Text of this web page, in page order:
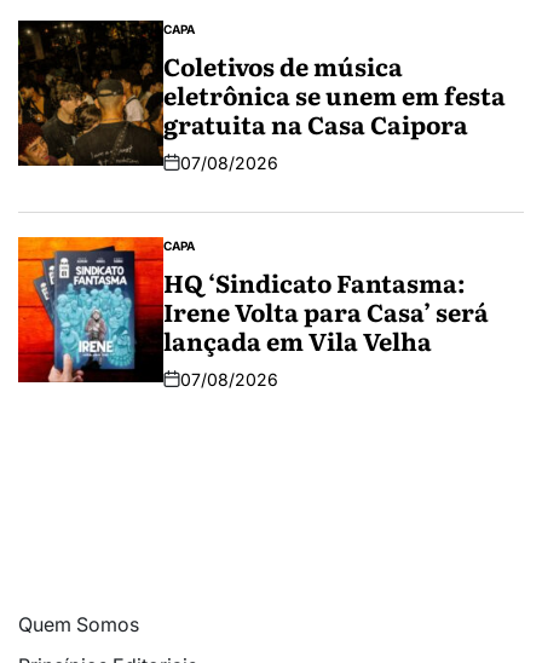
CAPA
Coletivos de música
eletrônica se unem em festa
gratuita na Casa Caipora
07/08/2026
CAPA
HQ ‘Sindicato Fantasma:
Irene Volta para Casa’ será
lançada em Vila Velha
07/08/2026
Quem Somos